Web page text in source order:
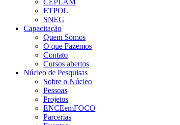
ETPOL
SNEG
Capacitação
Quem Somos
O que Fazemos
Contato
Cursos abertos
Núcleo de Pesquisas
Sobre o Núcleo
Pessoas
Projetos
ENCEemFOCO
Parcerias